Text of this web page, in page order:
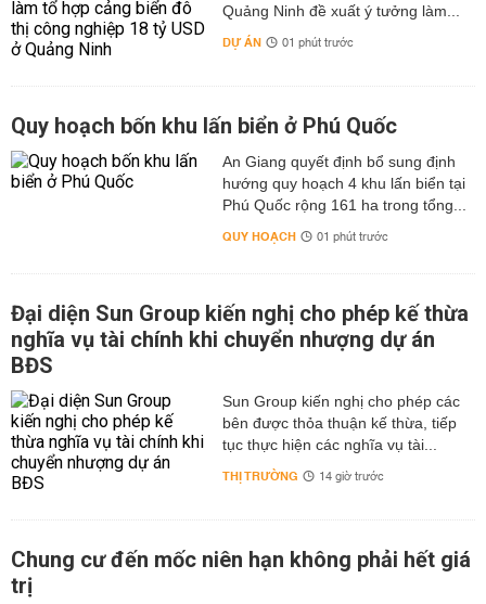
Quảng Ninh đề xuất ý tưởng làm...
DỰ ÁN 01 phút trước
Quy hoạch bốn khu lấn biển ở Phú Quốc
An Giang quyết định bổ sung định
hướng quy hoạch 4 khu lấn biển tại
Phú Quốc rộng 161 ha trong tổng...
QUY HOẠCH 01 phút trước
Đại diện Sun Group kiến nghị cho phép kế thừa
nghĩa vụ tài chính khi chuyển nhượng dự án
BĐS
Sun Group kiến nghị cho phép các
bên được thỏa thuận kế thừa, tiếp
tục thực hiện các nghĩa vụ tài...
THỊ TRƯỜNG 14 giờ trước
Chung cư đến mốc niên hạn không phải hết giá
trị